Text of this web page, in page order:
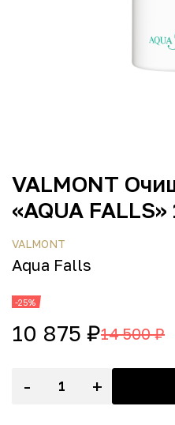
VALMONT
«AQUA
VALMONT
Aqua Falls
-25%
10 875 ₽14 500 ₽
- +